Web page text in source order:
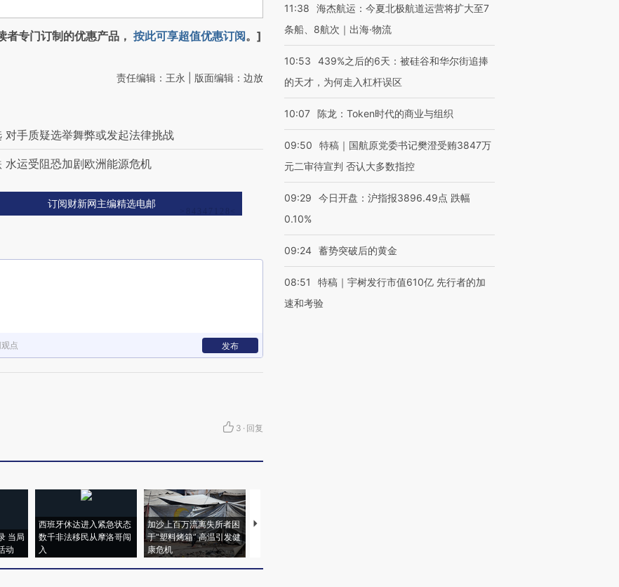
专门订制的优惠产品， 按此可享超值优惠订阅。]
责任编辑：王永 | 版面编辑：边放
手质疑选举舞弊或发起法律挑战
运受阻恐加剧欧洲能源危机
订阅财新网主编精选电邮
点 发布
3 · 回复
当局
动
西班牙休达进入紧急状态
数千非法移民从摩洛哥闯
入
加沙上百万流离失所者困
于“塑料烤箱” 高温引发健
康危机
视线｜HYROX的吸金
11:38
海杰航运：今夏北极航道运营将扩大至7
条船、8航次｜出海·物流
10:53
439%之后的6天：被硅谷和华尔街追捧
的天才，为何走入杠杆误区
10:07 陈龙：Token时代的商业与组织
09:50
特稿｜国航原党委书记樊澄受贿3847万
元二审待宣判 否认大多数指控
09:29
今日开盘：沪指报3896.49点 跌幅
0.10%
09:24 蓄势突破后的黄金
08:51
特稿｜宇树发行市值610亿 先行者的加
速和考验